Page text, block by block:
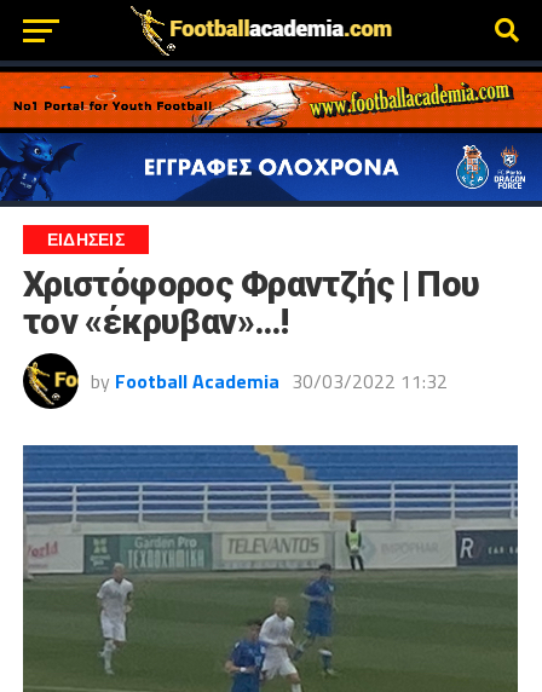
ΕΙΔΗΣΕΙΣ
Χριστόφορος Φραντζής | Που
τον «έκρυβαν»…!
by Football Academia 30/03/2022 11:32